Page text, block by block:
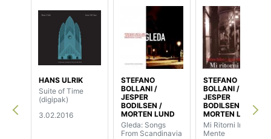
HANS ULRIK
Suite of Time
(digipak)
3.02.2016
STEFANO
BOLLANI /
JESPER
BODILSEN /
MORTEN LUND
Gleda: Songs
From Scandinavia
STEFANO
BOLLANI /
JESPER
BODILSEN /
MORTEN LUND
Mi Ritorni In
Mente